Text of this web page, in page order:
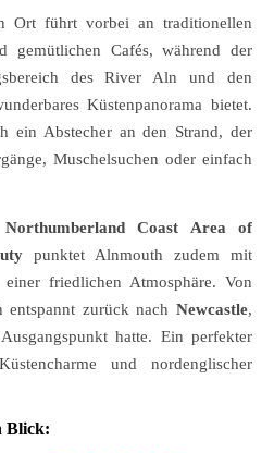
Ort führt vorbei an traditionellen
gemütlichen Cafés, während der
des River Aln und den
Küstenpanorama bietet.
ein Abstecher an den Strand, der
Muschelsuchen oder einfach
Northumberland Coast Area of
punktet Alnmouth zudem mit
friedlichen Atmosphäre. Von
zurück nach Newcastle,
hatte. Ein perfekter
und nordenglischer
Blick: